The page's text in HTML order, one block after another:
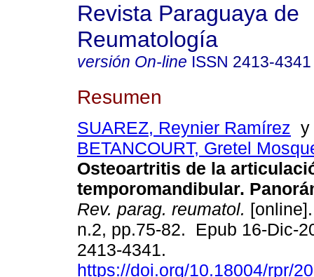
Revista Paraguaya de
Reumatología
versión On-line ISSN 2413-4341
Resumen
SUAREZ, Reynier Ramírez y
BETANCOURT, Gretel
Osteoartritis de la
temporomandibular.
Rev. parag. reumatol.
n.2, pp.75-82. Epub 16-Dic-
2413-4341.
https://doi.org/10.18004/rpr/